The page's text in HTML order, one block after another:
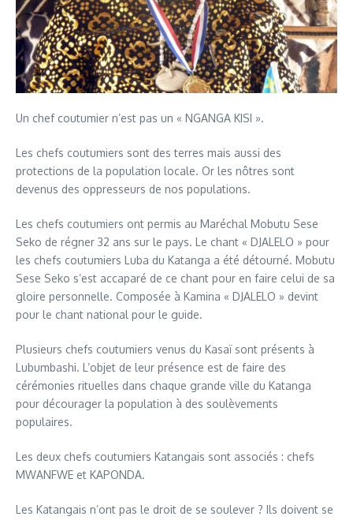
Un chef coutumier n’est pas un « NGANGA KISI ».
Les chefs coutumiers sont des terres mais aussi des
protections de la population locale. Or les nôtres sont
devenus des oppresseurs de nos populations.
Les chefs coutumiers ont permis au Maréchal Mobutu Sese
Seko de régner 32 ans sur le pays. Le chant « DJALELO » pour
les chefs coutumiers Luba du Katanga a été détourné. Mobutu
Sese Seko s’est accaparé de ce chant pour en faire celui de sa
gloire personnelle. Composée à Kamina « DJALELO » devint
pour le chant national pour le guide.
Plusieurs chefs coutumiers venus du Kasaï sont présents à
Lubumbashi. L’objet de leur présence est de faire des
cérémonies rituelles dans chaque grande ville du Katanga
pour décourager la population à des soulèvements
populaires.
Les deux chefs coutumiers Katangais sont associés : chefs
MWANFWE et KAPONDA.
Les Katangais n’ont pas le droit de se soulever ? Ils doivent se